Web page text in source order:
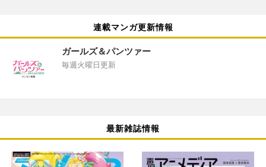
連載マンガ更新情報
ガールズ＆パンツァー
毎週火曜日更新
最新雑誌情報